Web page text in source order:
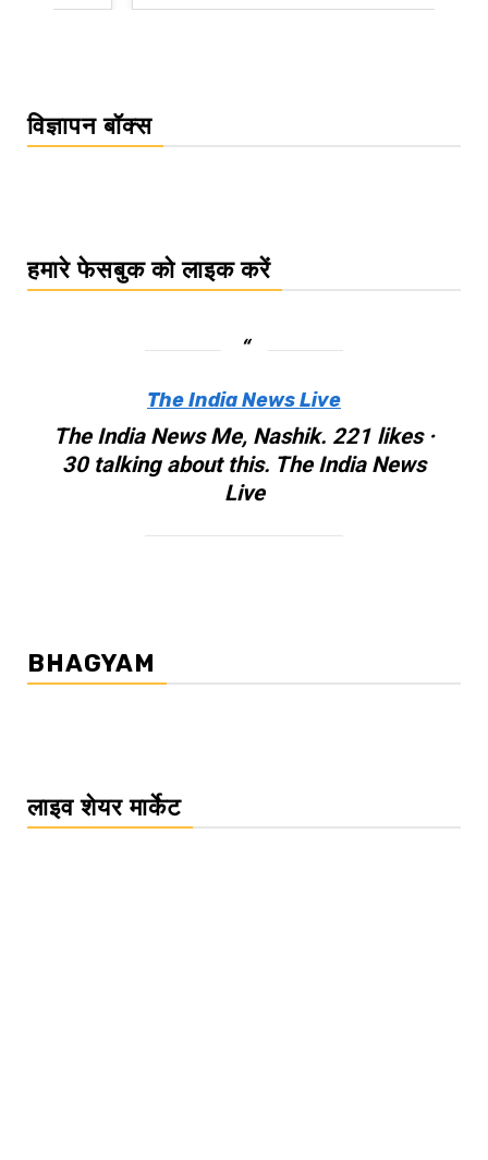
विज्ञापन बॉक्स
हमारे फेसबुक को लाइक करें
The India News Live
The India News Me, Nashik. 221 likes ·
30 talking about this. The India News
Live
BHAGYAM
लाइव शेयर मार्केट